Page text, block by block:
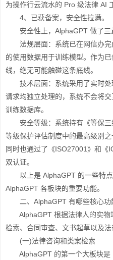
为操作行云流水的 Pro 级法律 AI
4、已获备案，安全性拉满。
安全性上，AlphaGPT 做了三
法规层面：系统已在网信办完
的使用数据用于训练模型。作为
线，绝无可能触碰这条底线。
技术层面：系统采用了实时处
请求均独立处理的，系统不会将
训练数据库。
安全等级：系统持有《等保三
等级保护评估制度中的最高级别
同时也通过了《ISO27001》和《
双认证。
以上是 AlphaGPT 的一些特点
AlphaGPT 各板块的重要功能。
二、AlphaGPT 有哪些核心功
AlphaGPT 根据法律人的实物
检索、合同审查、文书起草以及法
(一)法律咨询和类案检索
AlphaGPT 的第一个大板块是